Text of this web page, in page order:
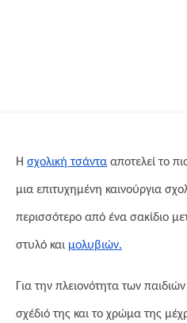
Η σχολική τσάντα αποτελεί το
μια επιτυχημένη καινούργια
περισσότερο από ένα σακίδιο
στυλό και μολυβιών.
Για την πλειονότητα των
σχέδιό της και το χρώμα της